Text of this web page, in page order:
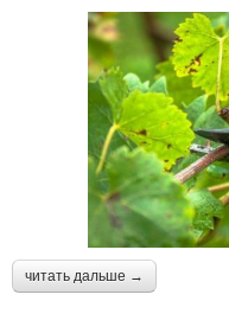
читать дальше →